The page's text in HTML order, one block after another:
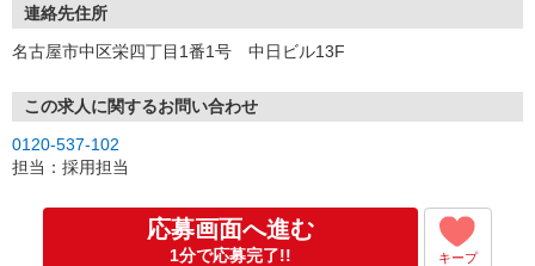
連絡先住所
名古屋市中区栄四丁目1番1号 中日ビル13F
この求人に関するお問い合わせ
0120-537-102
担当：採用担当
応募画面へ進む
1分で応募完了!! キープ